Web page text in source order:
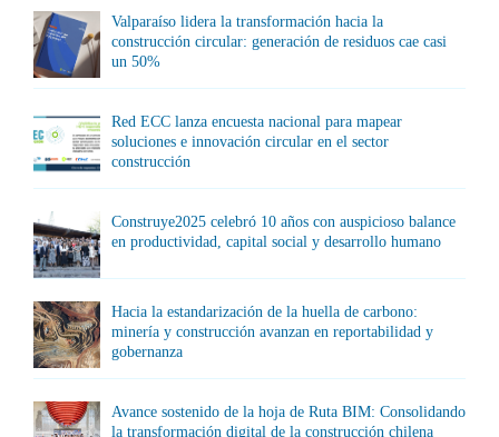
Valparaíso lidera la transformación hacia la
construcción circular: generación de residuos cae casi
un 50%
Red ECC lanza encuesta nacional para mapear
soluciones e innovación circular en el sector
construcción
Construye2025 celebró 10 años con auspicioso balance
en productividad, capital social y desarrollo humano
Hacia la estandarización de la huella de carbono:
minería y construcción avanzan en reportabilidad y
gobernanza
Avance sostenido de la hoja de Ruta BIM: Consolidando
la transformación digital de la construcción chilena